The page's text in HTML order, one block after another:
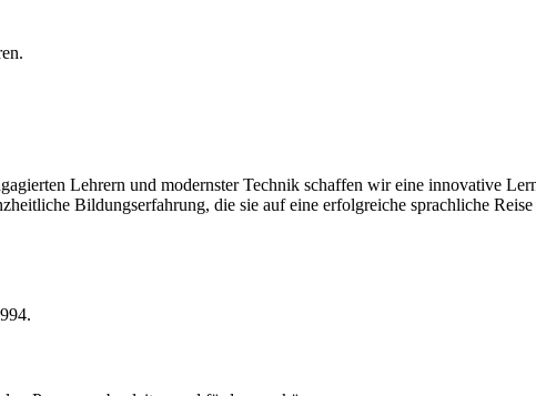
Lehrern und modernster Technik schaffen wir eine innovative
Bildungserfahrung, die sie auf eine erfolgreiche sprachliche